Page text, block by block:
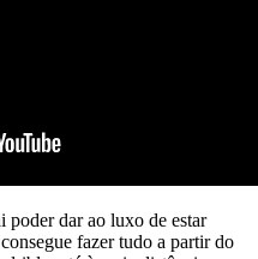
poder dar ao luxo de estar
fazer tudo a partir do